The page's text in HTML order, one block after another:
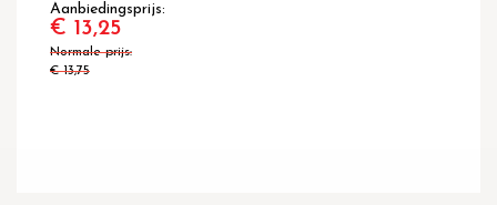
Aanbiedingsprijs
€ 13,25
Normale prijs
€ 13,75